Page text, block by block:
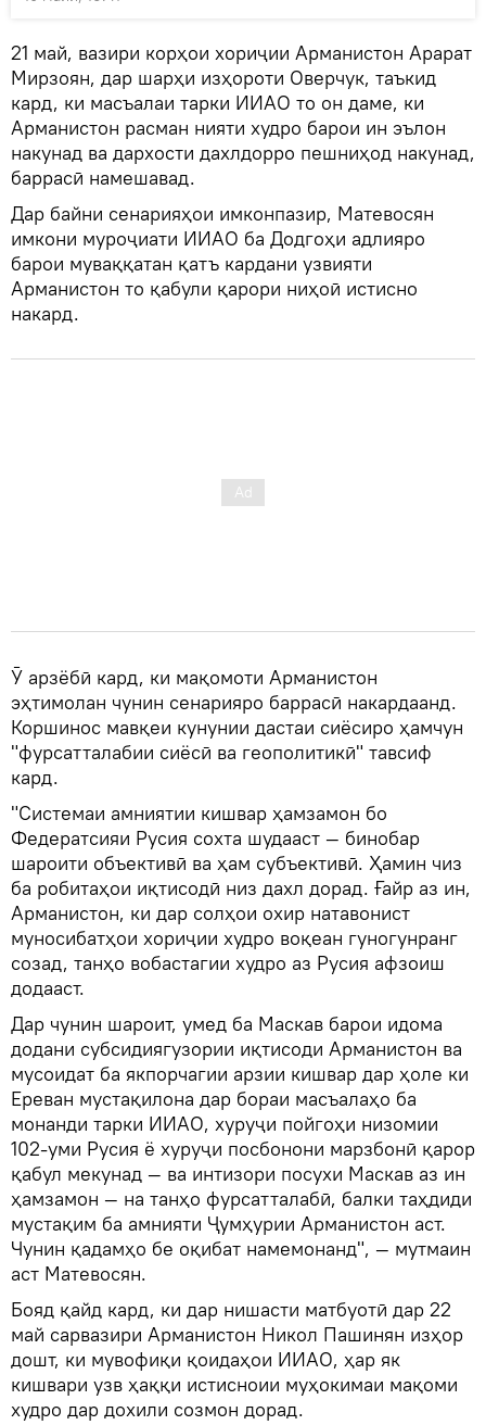
21 май, вазири корҳои хориҷии Арманистон Арарат
Мирзоян, дар шарҳи изҳороти Оверчук, таъкид
кард, ки масъалаи тарки ИИАО то он даме, ки
Арманистон расман нияти худро барои ин эълон
накунад ва дархости дахлдорро пешниҳод накунад,
баррасӣ намешавад.
Дар байни сенарияҳои имконпазир, Матевосян
имкони муроҷиати ИИАО ба Додгоҳи адлияро
барои муваққатан қатъ кардани узвияти
Арманистон то қабули қарори ниҳоӣ истисно
накард.
Ӯ арзёбӣ кард, ки мақомоти Арманистон
эҳтимолан чунин сенарияро баррасӣ накардаанд.
Коршинос мавқеи кунунии дастаи сиёсиро ҳамчун
"фурсатталабии сиёсӣ ва геополитикӣ" тавсиф
кард.
"Системаи амниятии кишвар ҳамзамон бо
Федератсияи Русия сохта шудааст — бинобар
шароити объективӣ ва ҳам субъективӣ. Ҳамин чиз
ба робитаҳои иқтисодӣ низ дахл дорад. Ғайр аз ин,
Арманистон, ки дар солҳои охир натавонист
муносибатҳои хориҷии худро воқеан гуногунранг
созад, танҳо вобастагии худро аз Русия афзоиш
додааст.
Дар чунин шароит, умед ба Маскав барои идома
додани субсидиягузории иқтисоди Арманистон ва
мусоидат ба якпорчагии арзии кишвар дар ҳоле ки
Ереван мустақилона дар бораи масъалаҳо ба
монанди тарки ИИАО, хуруҷи пойгоҳи низомии
102-уми Русия ё хуруҷи посбонони марзбонӣ қарор
қабул мекунад — ва интизори посухи Маскав аз ин
ҳамзамон — на танҳо фурсатталабӣ, балки таҳдиди
мустақим ба амнияти Ҷумҳурии Арманистон аст.
Чунин қадамҳо бе оқибат намемонанд", — мутмаин
аст Матевосян.
Бояд қайд кард, ки дар нишасти матбуотӣ дар 22
май сарвазири Арманистон Никол Пашинян изҳор
дошт, ки мувофиқи қоидаҳои ИИАО, ҳар як
кишвари узв ҳаққи истисноии муҳокимаи мақоми
худро дар дохили созмон дорад.